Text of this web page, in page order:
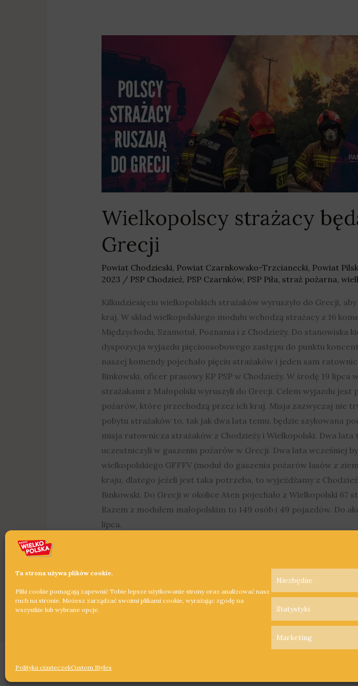
Ta strona używa plików cookie.
Pliki cookie pomagają zapewnić Tobie lepsze użytkowanie strony oraz analizować nasz
ruch na stronie. Możesz zarządzać swoimi plikami cookie, wyrażając zgodę na
wszystkie lub wybrane opcje.
Niezbędne
Statystyki
Marketing
Polityka ciasteczekCustom Styles
Wielkopolscy strażacy
Grecji
Powiat Chodzieski, Powiat Czarnkowsko-Trzcianecki, Powiat
2023 / PSP Chodzież, PSP Czarnków, PSP Piła, straż pożarna,
Kilkudziesięciu wielkopolskich strażaków wyruszyło do Grecji,
kraj. W skład wielkopolskiego modułu wchodzą strażacy z 16
Międzychodu, Szamotuł, Poznania i z Chodzieży. Do stanowiska
dyspozycja wyjazdu pięcioosobowego zastępu do punktu
naszej komendy pojechało pięciu strażaków i jeden sam
Binkowski, oficer prasowy KP PSP w Chodzieży. W środę 19
strażakami z Małopolski wyruszyli do Grecji. Celem wyjazdu
pożarów, które przechodzą przez ich kraj. Misja zazwyczaj nie
pobytu strażaków to, tak jak dwa lata temu, będzie szykowana
misja ratownicza strażaków z Chodzieży i Wielkopolski. Dwa
uczestniczyli w gaszeniu pożarów w Grecji. Dwa lata wcześniej
wielkopolskiego GFFFV (moduł do gaszenia pożarów lasów z
kraju, dlatego jeżeli jest taka potrzeba, to wyjeżdżamy z
Binkowski. Do Grecji w okolice Aten pojechało z Wielkopolski 67
Razem z modułem małopolskim to 149 osób i 49 pojazdów. Do
lipca.
strażacy
gasić
pożary
lasów
Grecji